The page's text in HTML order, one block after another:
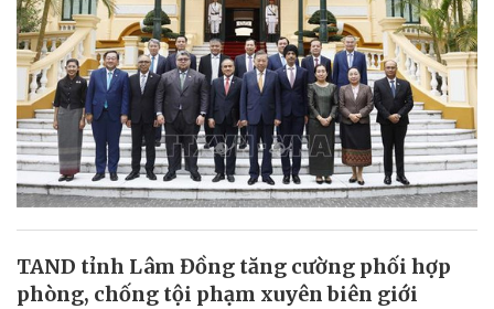
TAND tỉnh Lâm Đồng tăng cường phối hợp
phòng, chống tội phạm xuyên biên giới